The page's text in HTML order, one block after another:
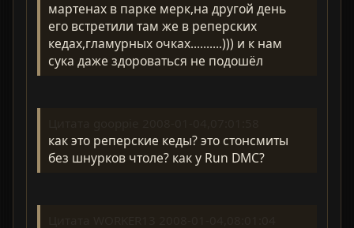
мартенах в парке мерк,на другой день
его встретили там же в реперских
кедах,гламурных очках..........))) и к нам
сука даже здороваться не подошёл
как это реперские кеды? это стонсмиты
без шнурков чтоле? как у Run DMC?